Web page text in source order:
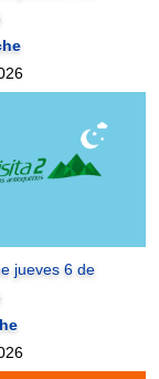
jueves 6 de